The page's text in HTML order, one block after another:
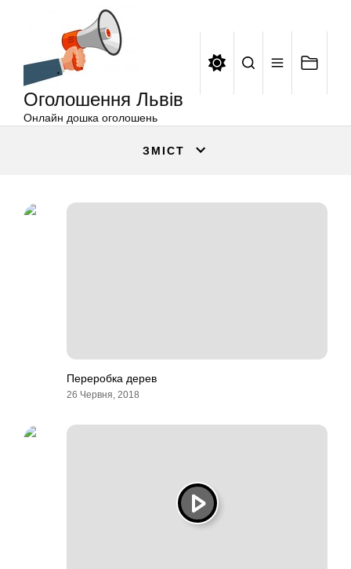
Оголошення Львів
Онлайн дошка оголошень
ЗМІСТ
Переробка дерев
26 Червня, 2018